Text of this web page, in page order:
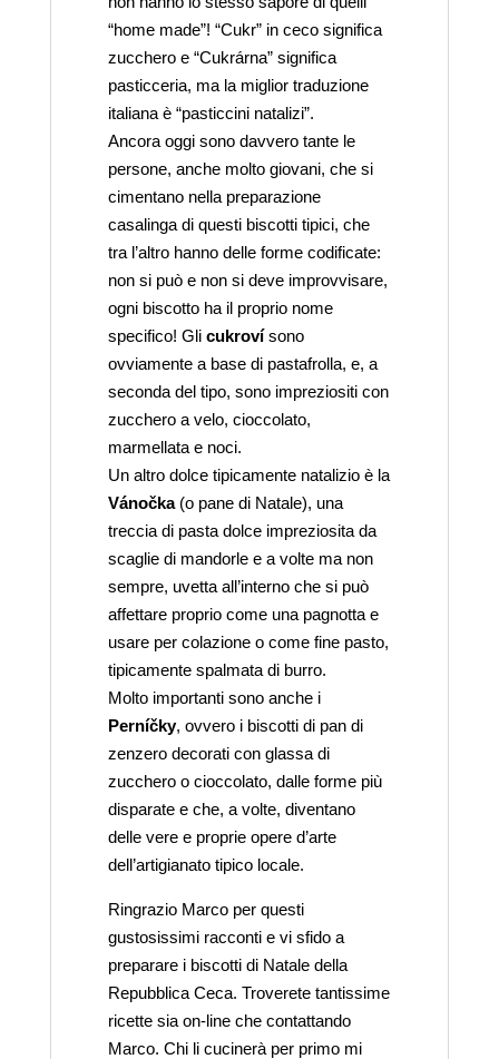
“home made”! “Cukr” in ceco significa
zucchero e “Cukrárna” significa
pasticceria, ma la miglior traduzione
italiana è “pasticcini natalizi”.
Ancora oggi sono davvero tante le
persone, anche molto giovani, che si
cimentano nella preparazione
casalinga di questi biscotti tipici, che
tra l’altro hanno delle forme codificate:
non si può e non si deve improvvisare,
ogni biscotto ha il proprio nome
specifico! Gli cukrovísono
ovviamente a base di pastafrolla, e, a
seconda del tipo, sono impreziositi con
zucchero a velo, cioccolato,
marmellata e noci.
Un altro dolce tipicamente natalizio è la
Vánočka(o pane di Natale), una
treccia di pasta dolce impreziosita da
scaglie di mandorle e a volte ma non
sempre, uvetta all’interno che si può
affettare proprio come una pagnotta e
usare per colazione o come fine pasto,
tipicamente spalmata di burro.
Molto importanti sono anche i
Perníčky, ovvero i biscotti di pan di
zenzero decorati con glassa di
zucchero o cioccolato, dalle forme più
disparate e che, a volte, diventano
delle vere e proprie opere d’arte
dell’artigianato tipico locale.
Ringrazio Marco per questi
gustosissimi racconti e vi sfido a
preparare i biscotti di Natale della
Repubblica Ceca. Troverete tantissime
ricette sia on-line che contattando
Marco. Chi li cucinerà per primo mi